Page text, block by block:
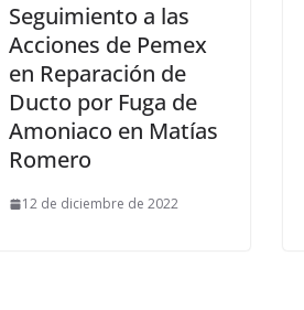
Seguimiento a las
Acciones de Pemex
en Reparación de
Ducto por Fuga de
Amoniaco en Matías
Romero
12 de diciembre de 2022